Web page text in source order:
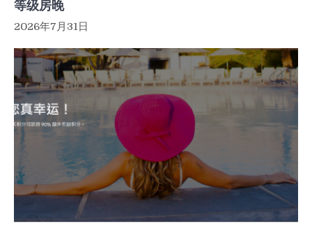
等级房晚
2026年7月31日